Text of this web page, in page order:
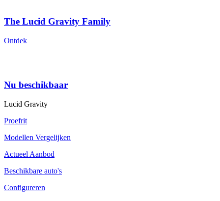
The Lucid Gravity Family
Ontdek
Nu beschikbaar
Lucid Gravity
Proefrit
Modellen Vergelijken
Actueel Aanbod
Beschikbare auto's
Configureren